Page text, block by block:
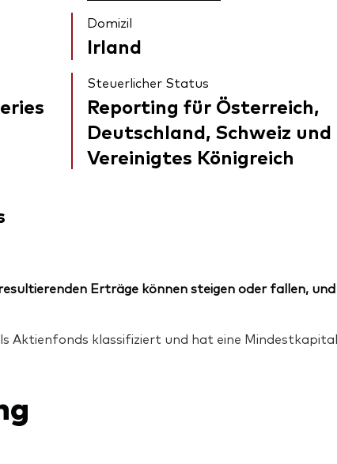
Domizil
Irland
Steuerlicher Status
Reporting für Österreich,
Deutschland, Schweiz und
Vereinigtes Königreich
Erträge können steigen oder fallen,
Aktienfonds klassifiziert und hat eine